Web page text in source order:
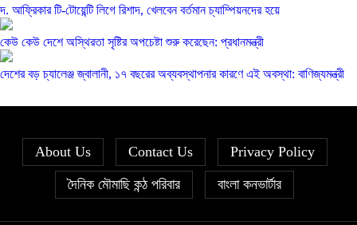
দ. আফ্রিকার টি-টোয়েন্টি লিগে রিশাদ, খেলবেন বর্তমান চ্যাম্পিয়নদের হয়ে
কেউ কেউ দেশে অস্থিরতা সৃষ্টির অপচেষ্টা শুরু করেছেন: প্রধানমন্ত্রী
দেশের বড় চ্যালেঞ্জ জ্বালানী, ১৭ বছরের অব্যবস্থাপনার কারণে এই অবস্থা: বাণিজ্যমন্ত্রী
About Us Contact Us Privacy Policy
দৈনিক মৌমাছি কন্ঠ পরিবার বাংলা কনভার্টার